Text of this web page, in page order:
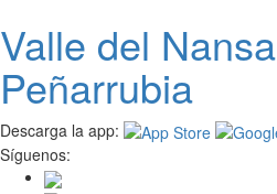
Pasar
al
contenido
principal
Valle del Nansa
Peñarrubia
Descarga la app:
Síguenos: